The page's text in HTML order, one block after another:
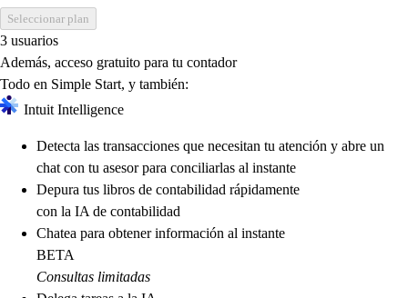
Seleccionar plan
3 usuarios
Además, acceso gratuito para tu contador
Todo en Simple Start, y también:
Intuit Intelligence
Detecta las transacciones que necesitan tu atención y abre un
chat con tu asesor para conciliarlas al instante
Depura tus libros de contabilidad rápidamente
con la IA de contabilidad
Chatea para obtener información al instante
BETA
Consultas limitadas